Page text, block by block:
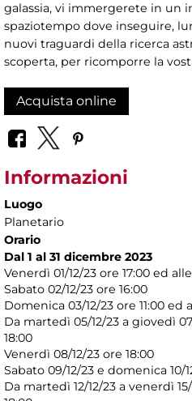
galassia, vi immergerete in un
spaziotempo dove inseguire,
nuovi traguardi della ricerca
scoperta, per ricomporre la
Acquista online
Informazioni
Luogo
Planetario
Orario
Dal 1 al 31 dicembre 2023
Venerdì 01/12/23 ore 17:00 ed
Sabato 02/12/23 ore 16:00
Domenica 03/12/23 ore 11:00 ed
Da martedì 05/12/23 a giovedì
18:00
Venerdì 08/12/23 ore 18:00
Sabato 09/12/23 e domenica 10/
Da martedì 12/12/23 a venerdì